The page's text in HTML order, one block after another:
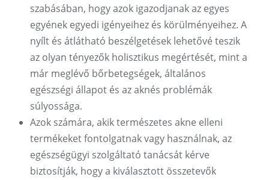
szabásában, hogy azok igazodjanak az egyes
egyének egyedi igényeihez és körülményeihez. A
nyílt és átlátható beszélgetések lehetővé teszik
az olyan tényezők holisztikus megértését, mint a
már meglévő bőrbetegségek, általános
egészségi állapot és az aknés problémák
súlyossága.
Azok számára, akik természetes akne elleni
termékeket fontolgatnak vagy használnak, az
egészségügyi szolgáltató tanácsát kérve
biztosítják, hogy a kiválasztott összetevők